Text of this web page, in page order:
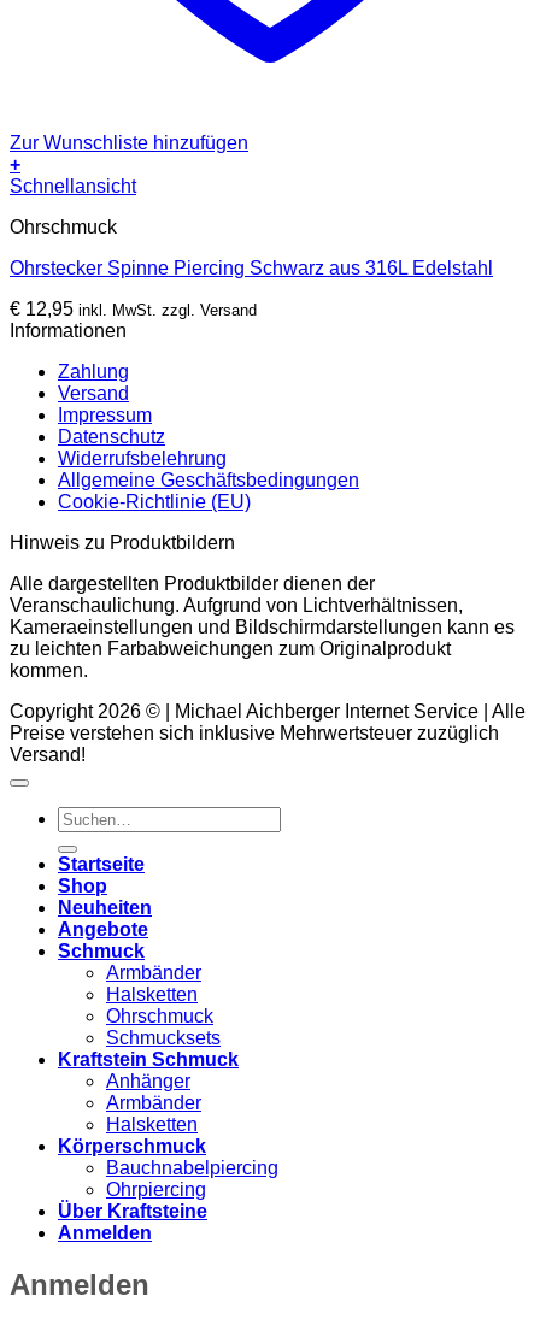
Zur Wunschliste hinzufügen
+
Schnellansicht
Ohrschmuck
Ohrstecker Spinne Piercing Schwarz aus 316L Edelstahl
€ 12,95 inkl. MwSt. zzgl. Versand
Informationen
Zahlung
Versand
Impressum
Datenschutz
Widerrufsbelehrung
Allgemeine Geschäftsbedingungen
Cookie-Richtlinie (EU)
Hinweis zu Produktbildern
Alle dargestellten Produktbilder dienen der
Veranschaulichung. Aufgrund von Lichtverhältnissen,
Kameraeinstellungen und Bildschirmdarstellungen kann es
zu leichten Farbabweichungen zum Originalprodukt
kommen.
Copyright 2026 © | Michael Aichberger Internet Service | Alle
Preise verstehen sich inklusive Mehrwertsteuer zuzüglich
Versand!
Suchen
nach:
Startseite
Shop
Neuheiten
Angebote
Schmuck
Armbänder
Halsketten
Ohrschmuck
Schmucksets
Kraftstein Schmuck
Anhänger
Armbänder
Halsketten
Körperschmuck
Bauchnabelpiercing
Ohrpiercing
Über Kraftsteine
Anmelden
Anmelden